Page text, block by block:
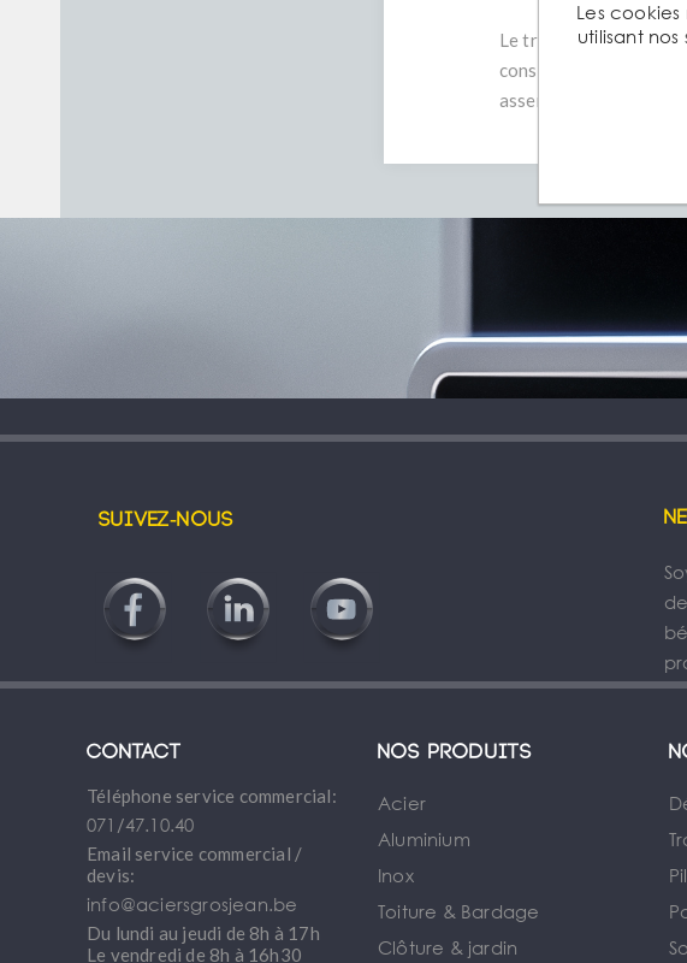
Le treillis soudé
construction pour le
assemblées par soudure
Suivez-nous
Contact
Téléphone service commercial:
071/47.10.40
Email service commercial /
devis:
info@aciersgrosjean.be
Du lundi au jeudi de 8h à 17h
Le vendredi de 8h à 16h30
Nos produits
Acier
Aluminium
Inox
Toiture & Bardage
Clôture & jardin
Les
utilisant